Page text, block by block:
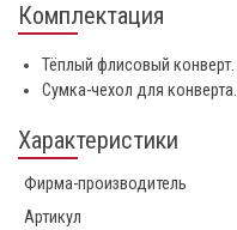
Комплектация
Тёплый флисовый конверт.
Сумка-чехол для конверта.
Характеристики
Фирма-производитель
Артикул